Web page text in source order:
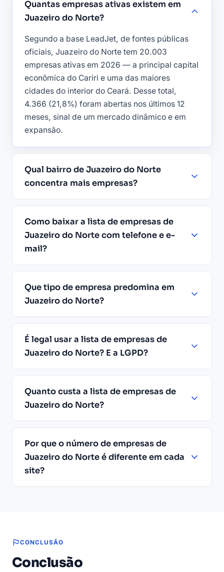
Quantas empresas ativas existem em
Juazeiro do Norte?
Segundo a base LeadJet, de fontes públicas
oficiais, Juazeiro do Norte tem 20.003
empresas ativas em 2026 — a principal capital
econômica do Cariri e uma das maiores
cidades do interior do Ceará. Desse total,
4.366 (21,8%) foram abertas nos últimos 12
meses, sinal de um mercado dinâmico e em
expansão.
Qual bairro de Juazeiro do Norte
concentra mais empresas?
Como baixar a lista de empresas de
Juazeiro do Norte com telefone e e-
mail?
Que tipo de empresa predomina em
Juazeiro do Norte?
É legal usar a lista de empresas de
Juazeiro do Norte? E a LGPD?
Quanto custa a lista de empresas de
Juazeiro do Norte?
Por que o número de empresas de
Juazeiro do Norte é diferente em cada
site?
CONCLUSÃO
Conclusão